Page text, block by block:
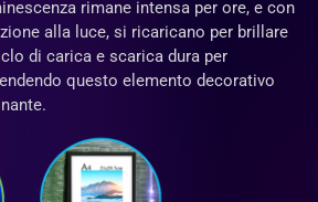
rimane intensa per ore, e con
alla luce, si ricaricano per brillare
di carica e scarica dura per
questo elemento decorativo